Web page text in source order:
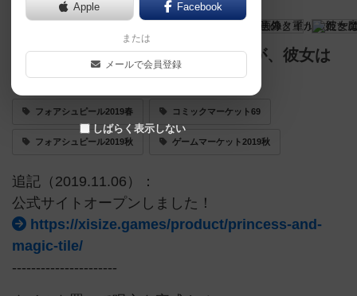
姫を助けるタイル配置ゲーム。だが、彼女は
意外と重かった
フォアシュピール2019春 コミックマーケット69
フォアシュピール2019秋 ゲームマーケット2019秋
追記（2019.11.06）：
公式サイトオープンしました！
https://xisize.games/product/princess-and-
magic-tile/
----------------------
Apple Facebook
または
メールで会員登録
しばらく表示しない